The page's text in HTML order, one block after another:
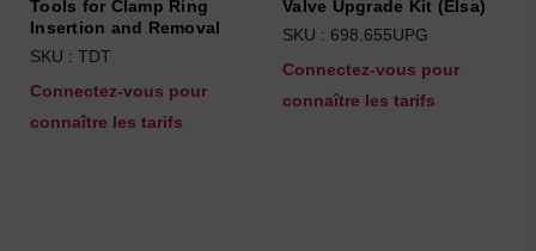
Tools for Clamp Ring
Insertion and Removal
SKU : TDT
Connectez-vous pour
connaître les tarifs
Valve Upgrade Kit (Elsa)
SKU : 698.655UPG
Connectez-vous pour
connaître les tarifs